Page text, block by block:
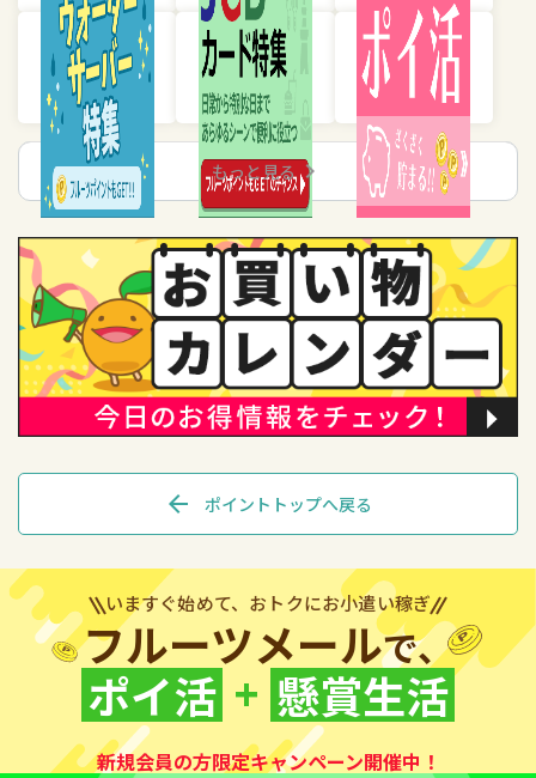
もっと見るchevron_right
arrow_back ポイントトップへ戻る
いますぐ始めて、おトクにお小遣い稼ぎ
フルーツメールで、
ポイ活 + 懸賞生活
新規会員の方限定キャンペーン開催中！